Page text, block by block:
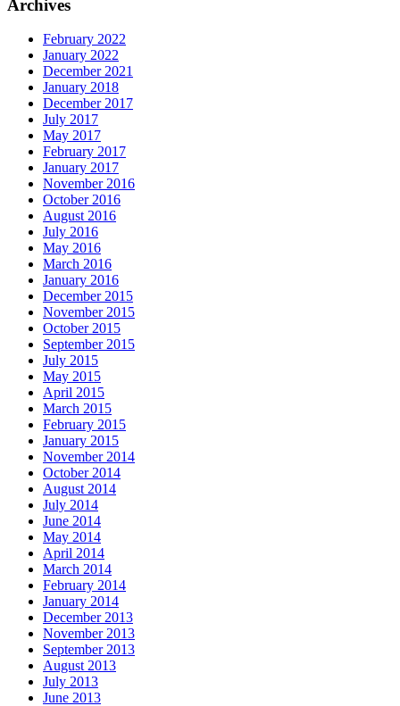
Archives
February 2022
January 2022
December 2021
January 2018
December 2017
July 2017
May 2017
February 2017
January 2017
November 2016
October 2016
August 2016
July 2016
May 2016
March 2016
January 2016
December 2015
November 2015
October 2015
September 2015
July 2015
May 2015
April 2015
March 2015
February 2015
January 2015
November 2014
October 2014
August 2014
July 2014
June 2014
May 2014
April 2014
March 2014
February 2014
January 2014
December 2013
November 2013
September 2013
August 2013
July 2013
June 2013